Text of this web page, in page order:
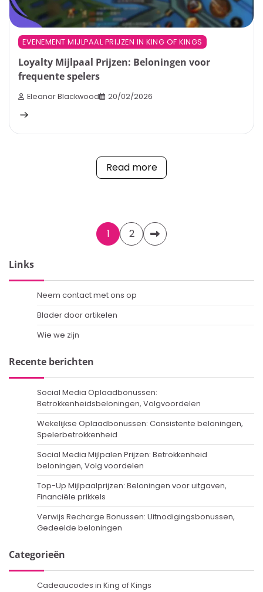
EVENEMENT MIJLPAAL PRIJZEN IN KING OF KINGS
Loyalty Mijlpaal Prijzen: Beloningen voor
frequente spelers
Eleanor Blackwood 20/02/2026
Read more
1 2
Links
Neem contact met ons op
Blader door artikelen
Wie we zijn
Recente berichten
Social Media Oplaadbonussen:
Betrokkenheidsbeloningen, Volgvoordelen
Wekelijkse Oplaadbonussen: Consistente beloningen,
Spelerbetrokkenheid
Social Media Mijlpalen Prijzen: Betrokkenheid
beloningen, Volg voordelen
Top-Up Mijlpaalprijzen: Beloningen voor uitgaven,
Financiële prikkels
Verwijs Recharge Bonussen: Uitnodigingsbonussen,
Gedeelde beloningen
Categorieën
Cadeaucodes in King of Kings